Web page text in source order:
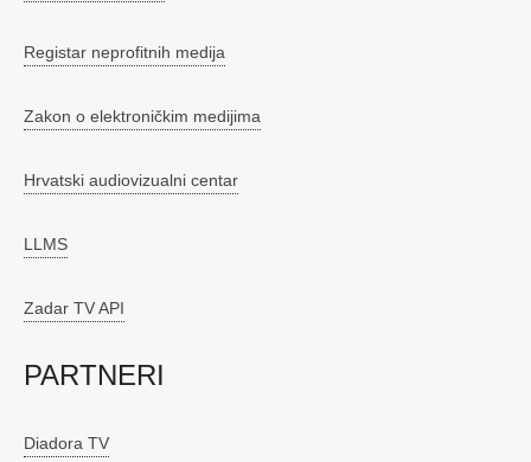
Registar neprofitnih medija
Zakon o elektroničkim medijima
Hrvatski audiovizualni centar
LLMS
Zadar TV API
PARTNERI
Diadora TV